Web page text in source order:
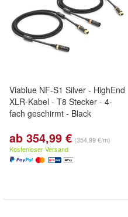
Viablue NF-S1 Silver - HighEnd
XLR-Kabel - T8 Stecker - 4-
fach geschirmt - Black
ab 354,99 € (354,99 €/m)
Kostenloser Versand